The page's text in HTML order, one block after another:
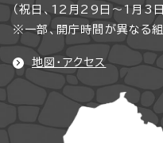
（祝日、12月29日～1月3日
※一部、開庁時間が異なる組
地図・アクセス